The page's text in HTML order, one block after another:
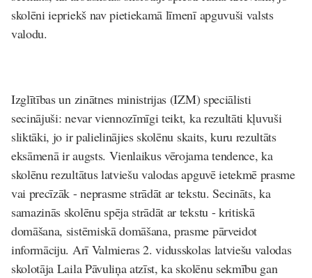
skolēni iepriekš nav pietiekamā līmenī apguvuši valsts
valodu.
Izglītības un zinātnes ministrijas (IZM) speciālisti
secinājuši: nevar viennozīmīgi teikt, ka rezultāti kļuvuši
sliktāki, jo ir palielinājies skolēnu skaits, kuru rezultāts
eksāmenā ir augsts. Vienlaikus vērojama tendence, ka
skolēnu rezultātus latviešu valodas apguvē ietekmē prasme
vai precīzāk - neprasme strādāt ar tekstu. Secināts, ka
samazinās skolēnu spēja strādāt ar tekstu - kritiskā
domāšana, sistēmiskā domāšana, prasme pārveidot
informāciju. Arī Valmieras 2. vidusskolas latviešu valodas
skolotāja Laila Pāvuliņa atzīst, ka skolēnu sekmību gan